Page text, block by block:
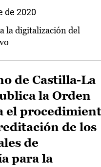
de 2020
la digitalización del
de Castilla-La
la Orden
el
de los
de
para la